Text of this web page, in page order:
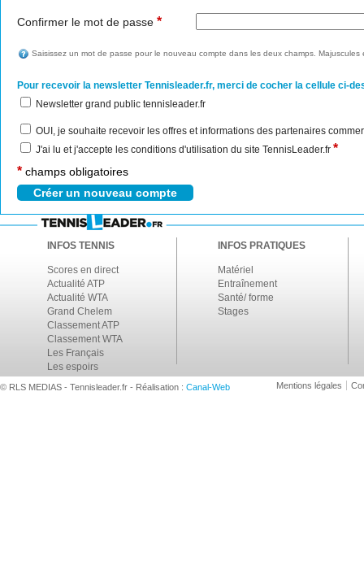
Confirmer le mot de passe *
Saisissez un mot de passe pour le nouveau compte dans les deux champs. Majuscules
Pour recevoir la newsletter Tennisleader.fr, merci de cocher la cellule ci-
Newsletter grand public tennisleader.fr
OUI, je souhaite recevoir les offres et informations des partenaires
J'ai lu et j'accepte les conditions d'utilisation du site TennisLeader.fr *
* champs obligatoires
INFOS TENNIS
Scores en direct
Actualité ATP
Actualité WTA
Grand Chelem
Classement ATP
Classement WTA
Les Français
Les espoirs
INFOS PRATIQUES
Matériel
Entraînement
Santé/ forme
Stages
© RLS MEDIAS - Tennisleader.fr - Réalisation : Canal-Web Mentions légales